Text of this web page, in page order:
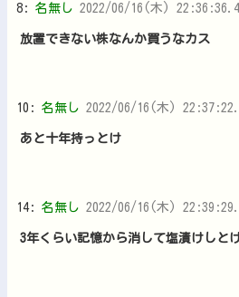
8: 名無し 2022/06/16(木)
放置できない株なんか買うなカス
10: 名無し 2022/06/16(木)
あと十年持っとけ
14: 名無し 2022/06/16(木)
3年くらい記憶から消して塩漬けしと